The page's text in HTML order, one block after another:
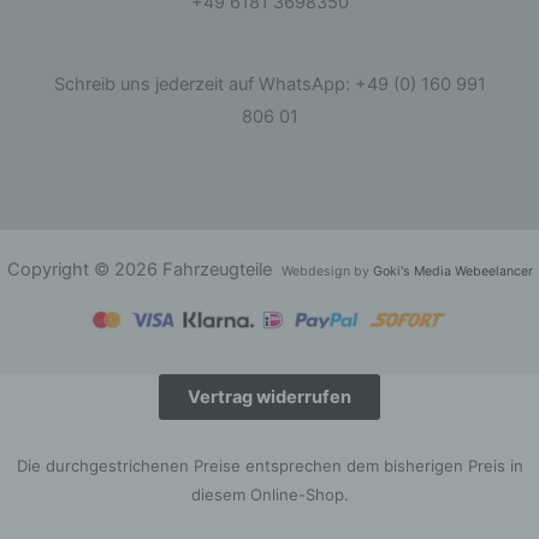
Schreib uns jederzeit auf WhatsApp: +49 (0) 160 991
806 01
Copyright © 2026 Fahrzeugteile Webdesign by Goki's Media Webeelancer
Vertrag widerrufen
Die durchgestrichenen Preise entsprechen dem bisherigen Preis in
diesem Online-Shop.
der betroffenen Person, dem Verantwortlichen,
dem Auftragsverarbeiter und den Personen, die
unter der unmittelbaren Verantwortung des
freiwillig für den bestimmten Fall in informierter
Weise und unmissverständlich abgegebene
Handlung, mit der die betroffene Person zu
verstehen gibt, dass sie mit der Verarbeitung der
sie betreffenden personenbezogenen Daten